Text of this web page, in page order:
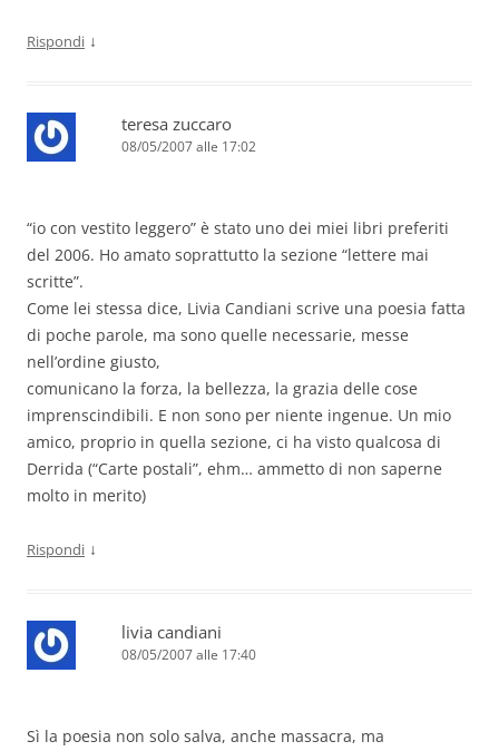
Rispondi ↓
teresa zuccaro
08/05/2007 alle 17:02
“io con vestito leggero” è stato uno dei miei libri preferiti
del 2006. Ho amato soprattutto la sezione “lettere mai
scritte”.
Come lei stessa dice, Livia Candiani scrive una poesia fatta
di poche parole, ma sono quelle necessarie, messe
nell’ordine giusto,
comunicano la forza, la bellezza, la grazia delle cose
imprenscindibili. E non sono per niente ingenue. Un mio
amico, proprio in quella sezione, ci ha visto qualcosa di
Derrida (“Carte postali”, ehm… ammetto di non saperne
molto in merito)
Rispondi ↓
livia candiani
08/05/2007 alle 17:40
Sì la poesia non solo salva, anche massacra, ma